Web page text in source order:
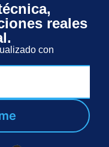
reales
con